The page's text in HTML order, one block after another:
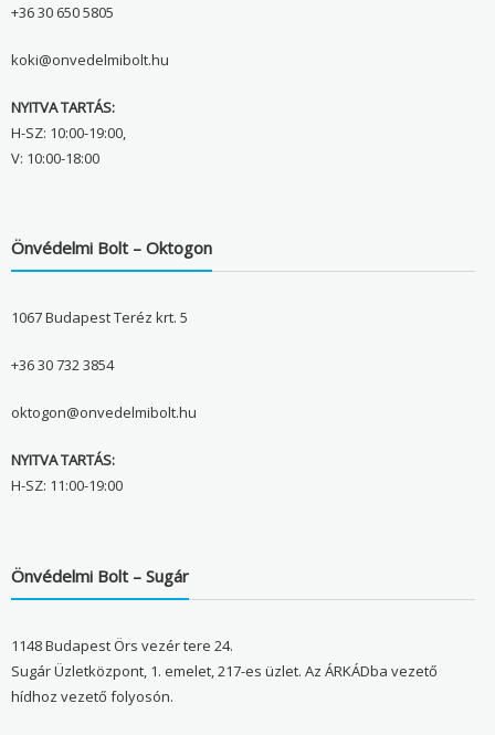
+36 30 650 5805
koki@onvedelmibolt.hu
NYITVA TARTÁS:
H-SZ: 10:00-19:00,
V: 10:00-18:00
Önvédelmi Bolt – Oktogon
1067 Budapest Teréz krt. 5
+36 30 732 3854
oktogon@onvedelmibolt.hu
NYITVA TARTÁS:
H-SZ: 11:00-19:00
Önvédelmi Bolt – Sugár
1148 Budapest Örs vezér tere 24.
Sugár Üzletközpont, 1. emelet, 217-es üzlet. Az ÁRKÁDba vezető
hídhoz vezető folyosón.